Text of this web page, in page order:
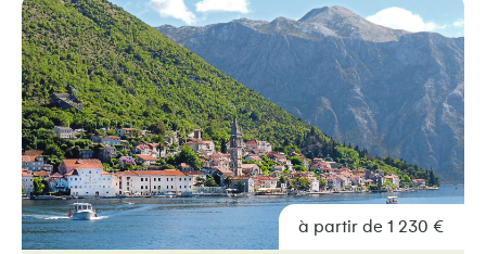
à partir de 1 230 €